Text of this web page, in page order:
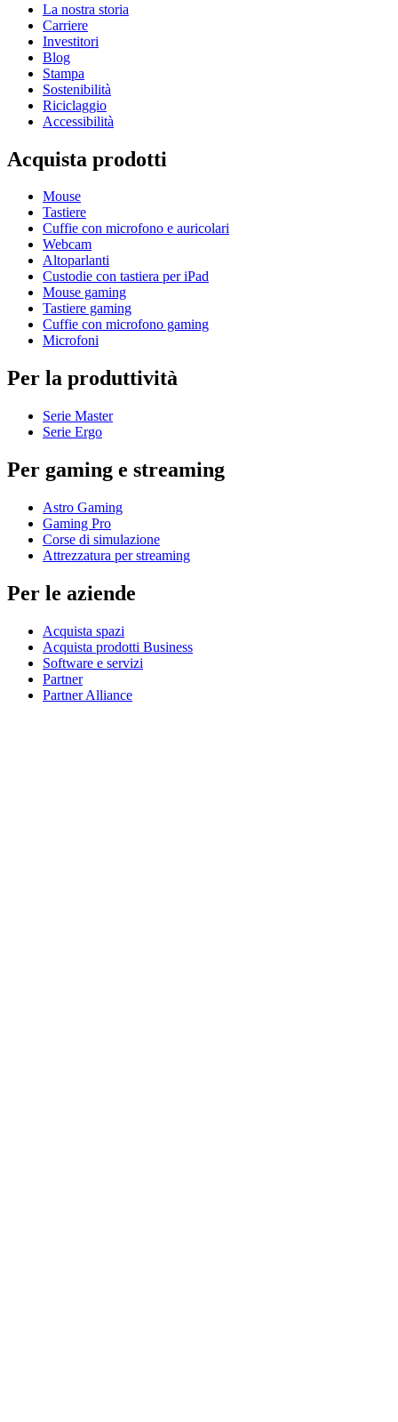
La nostra storia
Carriere
Investitori
Blog
Stampa
Sostenibilità
Riciclaggio
Accessibilità
Acquista prodotti
Mouse
Tastiere
Cuffie con microfono e auricolari
Webcam
Altoparlanti
Custodie con tastiera per iPad
Mouse gaming
Tastiere gaming
Cuffie con microfono gaming
Microfoni
Per la produttività
Serie Master
Serie Ergo
Per gaming e streaming
Astro Gaming
Gaming Pro
Corse di simulazione
Attrezzatura per streaming
Per le aziende
Acquista spazi
Acquista prodotti Business
Software e servizi
Partner
Partner Alliance